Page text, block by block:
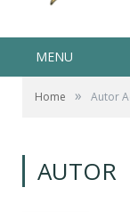
MENU
Home » Autor
AUTOR